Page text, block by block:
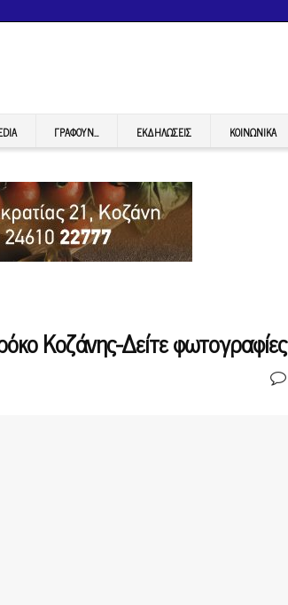
ΓΡΆΦΟΥΝ… ΕΚΔΗΛΏΣΕΙΣ ΚΟΙΝΩΝΙΚΆ
Κοζάνης-Δείτε φωτογραφίες